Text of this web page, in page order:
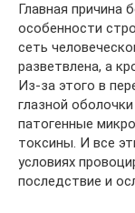
Главная причина
особенности
сеть
разветвлена, а
Из-за этого в
глазной
патогенные
токсины. И все
условиях
последствие и